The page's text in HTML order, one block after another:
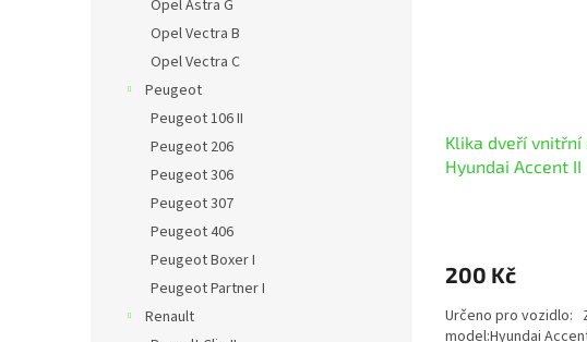
Opel Astra G
Opel Vectra B
Opel Vectra C
Peugeot
Peugeot 106 II
Peugeot 206
Peugeot 306
Peugeot 307
Peugeot 406
Peugeot Boxer I
Peugeot Partner I
Renault
Klika dveří vnitřní
Hyundai Accent II
200 Kč
Určeno pro vozidlo:
model:Hyundai